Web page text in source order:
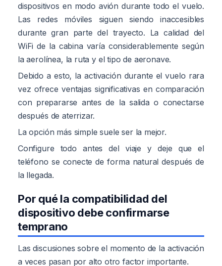
dispositivos en modo avión durante todo el vuelo.
Las redes móviles siguen siendo inaccesibles
durante gran parte del trayecto. La calidad del
WiFi de la cabina varía considerablemente según
la aerolínea, la ruta y el tipo de aeronave.
Debido a esto, la activación durante el vuelo rara
vez ofrece ventajas significativas en comparación
con prepararse antes de la salida o conectarse
después de aterrizar.
La opción más simple suele ser la mejor.
Configure todo antes del viaje y deje que el
teléfono se conecte de forma natural después de
la llegada.
Por qué la compatibilidad del
dispositivo debe confirmarse
temprano
Las discusiones sobre el momento de la activación
a veces pasan por alto otro factor importante.